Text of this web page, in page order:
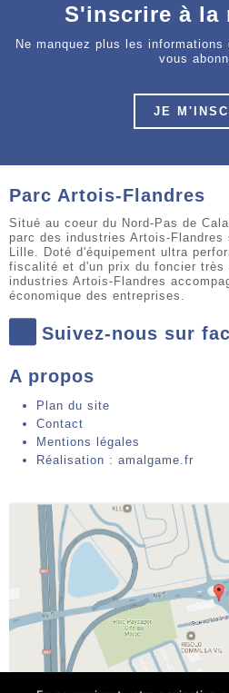
S'inscrire à la
Ne manquez plus les
vous
JE
Parc Artois-Flandres
Situé au coeur du Nord-Pas de
parc des industries Artois-
Lille. Doté d'équipement ultra
fiscalité et d'un prix du foncier très
industries Artois-Flandres
économique des entreprises.
Suivez-nous sur
A propos
Plan du site
Contact
Mentions légales
Réalisation : amalgame.fr